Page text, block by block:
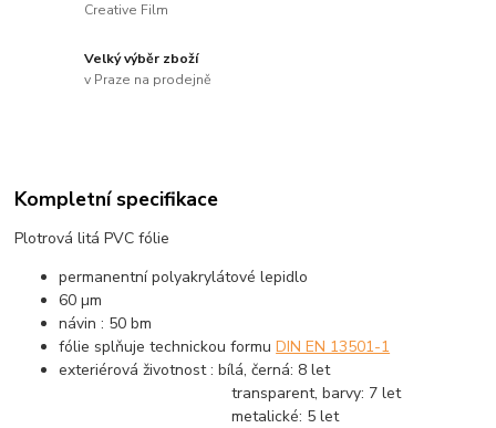
Creative Film
Velký výběr zboží
v Praze na prodejně
Kompletní specifikace
Plotrová litá PVC fólie
permanentní polyakrylátové lepidlo
60 µm
návin : 50 bm
fólie splňuje technickou formuDIN EN 13501-1
exteriérová životnost : bílá, černá: 8 let
transparent, barvy: 7 let
metalické: 5 let